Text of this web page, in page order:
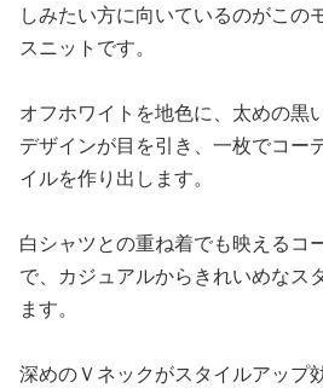
しみたい方に向いているのがこの
スニットです。
オフホワイトを地色に、太めの黒
デザインが目を引き、一枚でコー
イルを作り出します。
白シャツとの重ね着でも映えるコ
で、カジュアルからきれいめなス
ます。
深めのＶネックがスタイルアップ